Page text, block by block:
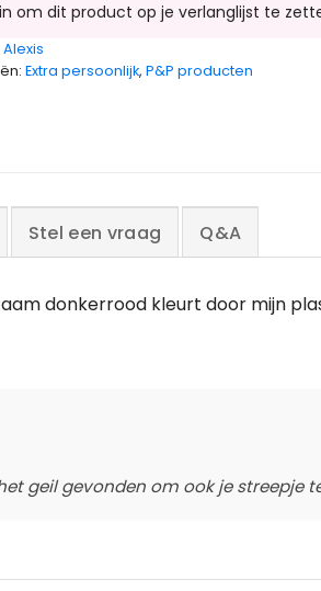
Alexis
Extra persoonlijk, P&P producten
Stel een vraag Q&A
donkerrood kleurt door mijn
geil gevonden om ook je streepje